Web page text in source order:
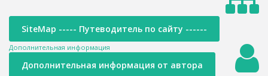
SiteMap ----- Путеводитель по сайту ------
Дополнительная информация
Дополнительная информация от автора